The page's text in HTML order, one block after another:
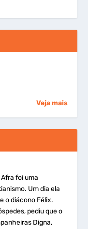
Veja mais
Afra foi uma
Um dia ela
o diácono Félix.
pediu que o
Digna,